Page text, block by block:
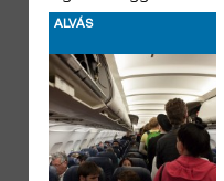
szállodával is. Dr. Por
ALVÁS